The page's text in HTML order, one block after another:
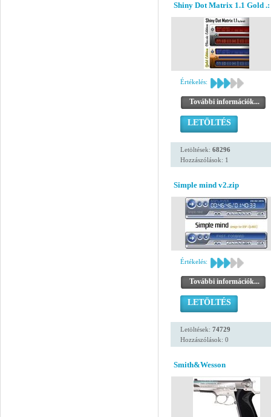
Shiny Dot Matrix 1.1 Gold
Értékelés:
További információk...
LETÖLTÉS
Letöltések: 68296
Hozzászólások: 1
Simple mind v2.zip
Értékelés:
További információk...
LETÖLTÉS
Letöltések: 74729
Hozzászólások: 0
Smith&Wesson